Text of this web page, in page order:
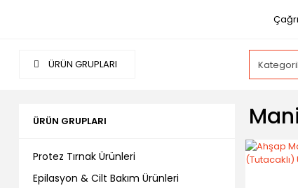
ÜRÜN GRUPLARI
ÜRÜN GRUPLARI
Protez Tırnak Ürünleri
Epilasyon & Cilt Bakım Ürünleri